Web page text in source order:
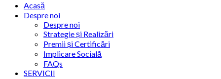
Acasă
Despre noi
Despre noi
Strategie și Realizări
Premii și Certificări
Implicare Socială
FAQs
SERVICII